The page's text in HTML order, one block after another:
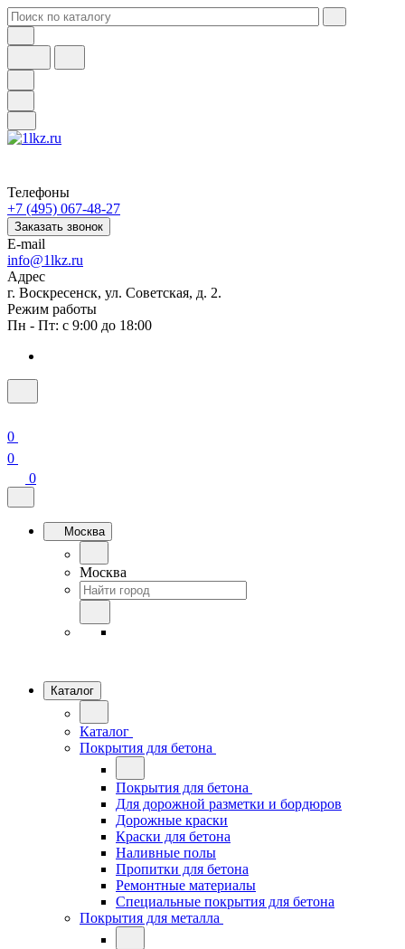
Телефоны
+7 (495) 067-48-27
Заказать звонок
E-mail
info@1lkz.ru
Адрес
г. Воскресенск, ул. Советская, д. 2.
Режим работы
Пн - Пт: с 9:00 до 18:00
0
0
0
Москва
Москва
Каталог
Каталог
Покрытия для бетона
Покрытия для бетона
Для дорожной разметки и бордюров
Дорожные краски
Краски для бетона
Наливные полы
Пропитки для бетона
Ремонтные материалы
Специальные покрытия для бетона
Покрытия для металла